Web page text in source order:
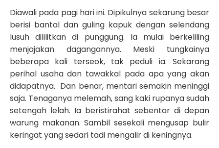
Diawali pada pagi hari ini. Dipikulnya sekarung besar
berisi bantal dan guling kapuk dengan selendang
lusuh dililitkan di punggung. Ia mulai berkeliling
menjajakan dagangannya. Meski tungkainya
beberapa kali terseok, tak peduli ia. Sekarang
perihal usaha dan tawakkal pada apa yang akan
didapatnya. Dan benar, mentari semakin meninggi
saja. Tenaganya melemah, sang kaki rupanya sudah
setengah lelah. Ia beristirahat sebentar di depan
warung makanan. Sambil sesekali mengusap bulir
keringat yang sedari tadi mengalir di keningnya.